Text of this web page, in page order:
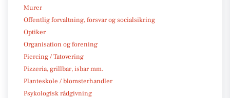
Murer
Offentlig forvaltning, forsvar og socialsikring
Optiker
Organisation og forening
Piercing / Tatovering
Pizzeria, grillbar, isbar mm.
Planteskole / blomsterhandler
Psykologisk rådgivning